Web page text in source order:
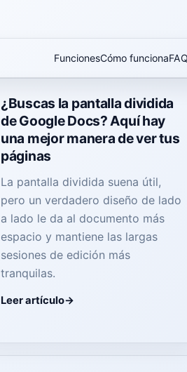
FuncionesCómo funcionaFAQ
¿Buscas la pantalla dividida
de Google Docs? Aquí hay
una mejor manera de ver tus
páginas
La pantalla dividida suena útil,
pero un verdadero diseño de lado
a lado le da al documento más
espacio y mantiene las largas
sesiones de edición más
tranquilas.
Leer artículo